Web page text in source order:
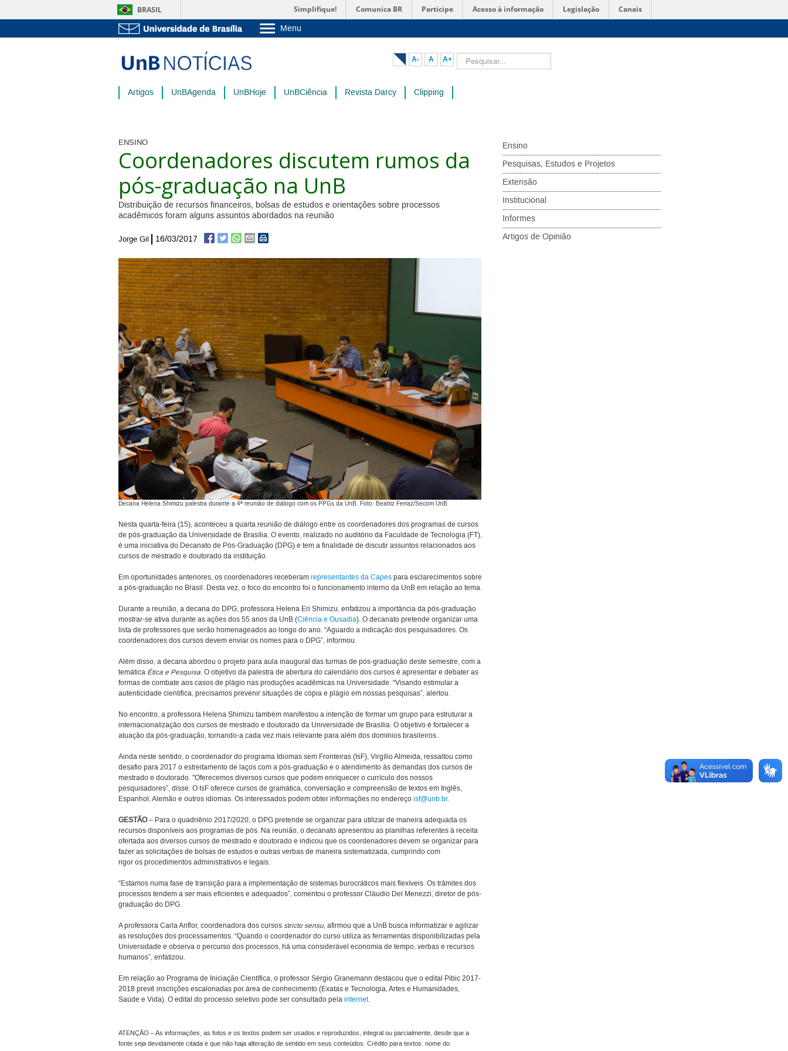
BRASIL Simplifique! Comunica BR Participe Acesso à informação Legislação Canais
Menu
Pós-Graduação
Administração
A- A A+ Pesquisar...
Artigos UnBAgenda UnBHoje UnBCiência Revista Darcy Clipping
ENSINO
Coordenadores discutem rumos da
pós-graduação na UnB
Distribuição de recursos financeiros, bolsas de estudos e orientações sobre processos
acadêmicos foram alguns assuntos abordados na reunião
Jorge Gil 16/03/2017
Decana Helena Shimizu palestra durante a 4ª reunião de diálogo com os PPGs da UnB. Foto: Beatriz Ferraz/Secom UnB
Nesta quarta-feira (15), aconteceu a quarta reunião de diálogo entre os coordenadores dos programas de cursos
de pós-graduação da Universidade de Brasília. O evento, realizado no auditório da Faculdade de Tecnologia (FT),
é uma iniciativa do Decanato de Pós-Graduação (DPG) e tem a finalidade de discutir assuntos relacionados aos
cursos de mestrado e doutorado da instituição.
Em oportunidades anteriores, os coordenadores receberam representantes da Capes para esclarecimentos sobre
a pós-graduação no Brasil. Desta vez, o foco do encontro foi o funcionamento interno da UnB em relação ao tema.
Durante a reunião, a decana do DPG, professora Helena Eri Shimizu, enfatizou a importância da pós-graduação
mostrar-se ativa durante as ações dos 55 anos da UnB (Ciência e Ousadia). O decanato pretende organizar uma
lista de professores que serão homenageados ao longo do ano. “Aguardo a indicação dos pesquisadores. Os
coordenadores dos cursos devem enviar os nomes para o DPG”, informou.
Além disso, a decana abordou o projeto para aula inaugural das turmas de pós-graduação deste semestre, com a
temática Ética e Pesquisa. O objetivo da palestra de abertura do calendário dos cursos é apresentar e debater as
formas de combate aos casos de plágio nas produções acadêmicas na Universidade. “Visando estimular a
autenticidade científica, precisamos prevenir situações de cópia e plágio em nossas pesquisas”, alertou.
No encontro, a professora Helena Shimizu também manifestou a intenção de formar um grupo para estruturar a
internacionalização dos cursos de mestrado e doutorado da Universidade de Brasília. O objetivo é fortalecer a
atuação da pós-graduação, tornando-a cada vez mais relevante para além dos domínios brasileiros.
Ainda neste sentido, o coordenador do programa Idiomas sem Fronteiras (IsF), Virgílio Almeida, ressaltou como
desafio para 2017 o estreitamento de laços com a pós-graduação e o atendimento às demandas dos cursos de
mestrado e doutorado. "Oferecemos diversos cursos que podem enriquecer o currículo dos nossos
pesquisadores”, disse. O IsF oferece cursos de gramática, conversação e compreensão de textos em Inglês,
Espanhol, Alemão e outros idiomas. Os interessados podem obter informações no endereço isf@unb.br.
GESTÃO– Para o quadriênio 2017/2020, o DPG pretende se organizar para utilizar de maneira adequada os
recursos disponíveis aos programas de pós. Na reunião, o decanato apresentou as planilhas referentes à receita
ofertada aos diversos cursos de mestrado e doutorado e indicou que os coordenadores devem se organizar para
fazer as solicitações de bolsas de estudos e outras verbas de maneira sistematizada, cumprindo com
rigor os procedimentos administrativos e legais.
“Estamos numa fase de transição para a implementação de sistemas burocráticos mais flexíveis. Os trâmites dos
processos tendem a ser mais eficientes e adequados”, comentou o professor Cláudio Del Menezzi, diretor de pós-
graduação do DPG.
A professora Carla Anflor, coordenadora dos cursos stricto sensu, afirmou que a UnB busca informatizar e agilizar
as resoluções dos processamentos. “Quando o coordenador do curso utiliza as ferramentas disponibilizadas pela
Universidade e observa o percurso dos processos, há uma considerável economia de tempo, verbas e recursos
humanos”, enfatizou.
Em relação ao Programa de Iniciação Científica, o professor Sérgio Granemann destacou que o edital Pibic 2017-
2018 prevê inscrições escalonadas por área de conhecimento (Exatas e Tecnologia, Artes e Humanidades,
Saúde e Vida). O edital do processo seletivo pode ser consultado pela internet.
ATENÇÃO – As informações, as fotos e os textos podem ser usados e reproduzidos, integral ou parcialmente, desde que a
fonte seja devidamente citada e que não haja alteração de sentido em seus conteúdos. Crédito para textos: nome do
Ensino
Pesquisas, Estudos e Projetos
Extensão
Institucional
Informes
Artigos de Opinião